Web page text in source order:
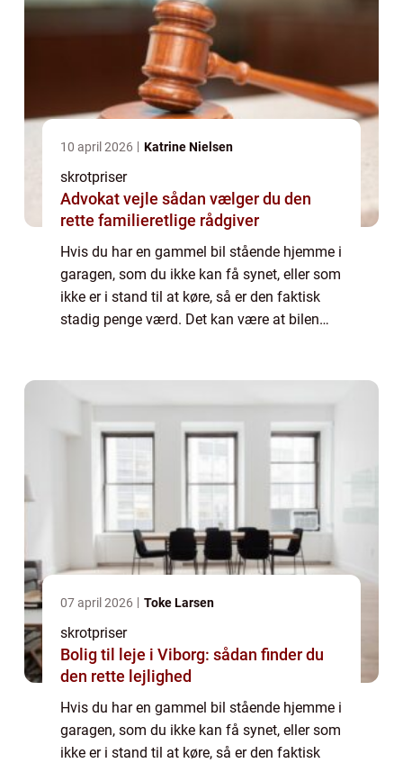
10 april 2026 Katrine Nielsen
skrotpriser
Advokat vejle sådan vælger du den
rette familieretlige rådgiver
Hvis du har en gammel bil stående hjemme i
garagen, som du ikke kan få synet, eller som
ikke er i stand til at køre, så er den faktisk
stadig penge værd. Det kan være at bilen
07 april 2026 Toke Larsen
skrotpriser
Bolig til leje i Viborg: sådan finder du
den rette lejlighed
Hvis du har en gammel bil stående hjemme i
garagen, som du ikke kan få synet, eller som
ikke er i stand til at køre, så er den faktisk